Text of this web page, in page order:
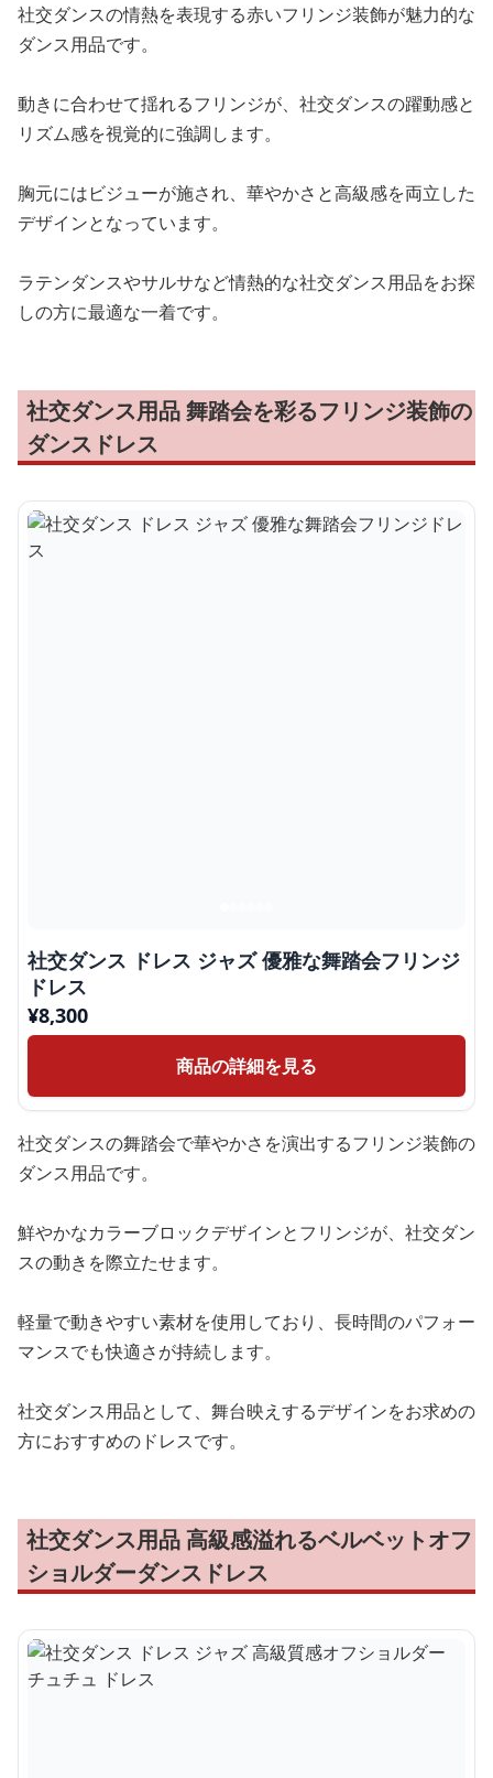
社交ダンスの情熱を表現する赤いフリンジ装飾が魅力的な
ダンス用品です。
動きに合わせて揺れるフリンジが、社交ダンスの躍動感と
リズム感を視覚的に強調します。
胸元にはビジューが施され、華やかさと高級感を両立した
デザインとなっています。
ラテンダンスやサルサなど情熱的な社交ダンス用品をお探
しの方に最適な一着です。
社交ダンス用品 舞踏会を彩るフリンジ装飾の
ダンスドレス
社交ダンス ドレス ジャズ 優雅な舞踏会フリンジ
ドレス
¥8,300
商品の詳細を見る
社交ダンスの舞踏会で華やかさを演出するフリンジ装飾の
ダンス用品です。
鮮やかなカラーブロックデザインとフリンジが、社交ダン
スの動きを際立たせます。
軽量で動きやすい素材を使用しており、長時間のパフォー
マンスでも快適さが持続します。
社交ダンス用品として、舞台映えするデザインをお求めの
方におすすめのドレスです。
社交ダンス用品 高級感溢れるベルベットオフ
ショルダーダンスドレス